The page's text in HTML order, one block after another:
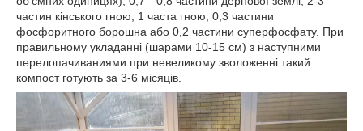
частин кінського гною, 1 часта гною, 0,3 частини
фосфоритного борошна або 0,2 частини суперфосфату. При
правильному укладанні (шарами 10-15 см) з наступними
перелопачиваниями при невеликому зволоженні такий
компост готують за 3-6 місяців.